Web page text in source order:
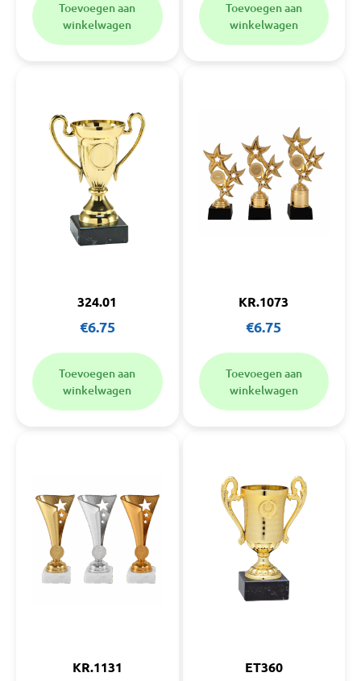
Toevoegen aan
winkelwagen
Toevoegen aan
winkelwagen
324.01
€6.75
Toevoegen aan
winkelwagen
KR.1073
€6.75
Toevoegen aan
winkelwagen
KR.1131 ET360